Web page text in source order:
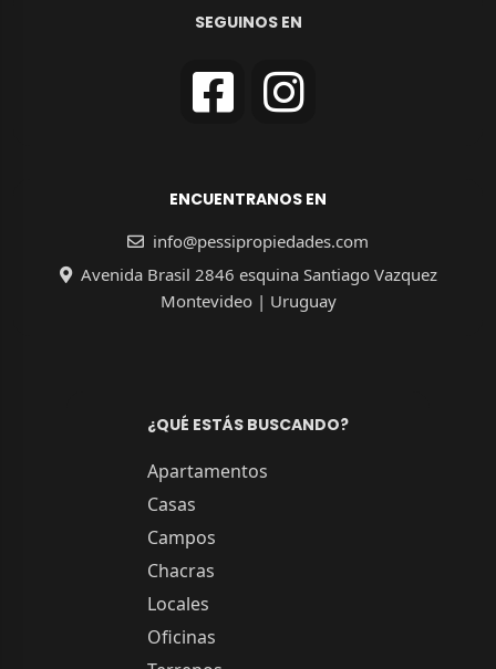
SEGUINOS EN
ENCUENTRANOS EN
info@pessipropiedades.com
Avenida Brasil 2846 esquina Santiago Vazquez
Montevideo | Uruguay
¿QUÉ ESTÁS BUSCANDO?
Apartamentos
Casas
Campos
Chacras
Locales
Oficinas